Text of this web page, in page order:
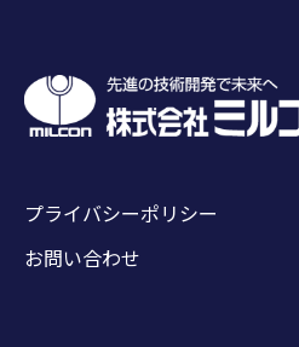
プライバシーポリシー
お問い合わせ